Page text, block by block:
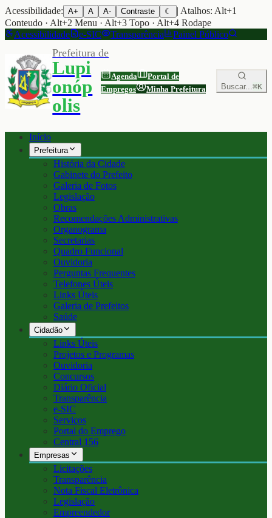
Acessibilidade: A+ A A- Contraste ☾
| Atalhos: Alt+1
Conteudo · Alt+2 Menu · Alt+3 Topo · Alt+4 Rodape
Acessibilidade
e-SIC Transparência Painel Público
Prefeitura de
Lupi
onóp
olis
Agenda
Portal de
Empregos
Minha Prefeitura Buscar...⌘K
Início
Prefeitura
História da Cidade
Gabinete do Prefeito
Galeria de Fotos
Legislação
Obras
Recomendações Administrativas
Organograma
Secretarias
Quadro Funcional
Ouvidoria
Perguntas Frequentes
Telefones Úteis
Links Úteis
Galeria de Prefeitos
Saúde
Cidadão
Links Úteis
Projetos e Programas
Ouvidoria
Concursos
Diário Oficial
Transparência
e-SIC
Serviços
Portal do Emprego
Central 156
Empresas
Licitações
Transparência
Nota Fiscal Eletrônica
Legislação
Empreendedor